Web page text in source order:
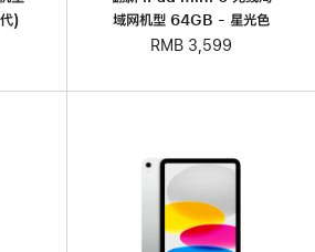
)
域网机型 64GB - 星光色
RMB 3,599